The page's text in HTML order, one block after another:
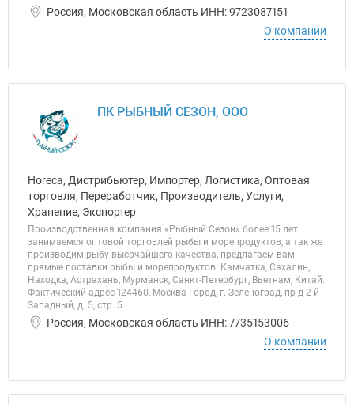
Россия, Московская область ИНН: 9723087151
О компании
ПК РЫБНЫЙ СЕЗОН, ООО
Horeca, Дистрибьютер, Импортер, Логистика, Оптовая
торговля, Переработчик, Производитель, Услуги,
Хранение, Экспортер
Производственная компания «Рыбный Сезон» более 15 лет
занимаемся оптовой торговлей рыбы и морепродуктов, а так же
производим рыбу высочайшего качества, предлагаем вам
прямые поставки рыбы и морепродуктов: Камчатка, Сахалин,
Находка, Астрахань, Мурманск, Санкт-Петербург, Вьетнам, Китай.
Фактический адрес 124460, Москва Город, г. Зеленоград, пр-д 2-й
Западный, д. 5, стр. 5
Россия, Московская область ИНН: 7735153006
О компании